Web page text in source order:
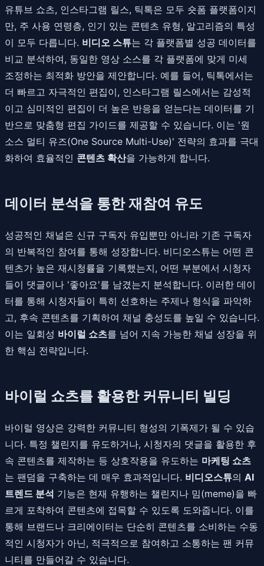
유튜브 쇼츠, 인스타그램 릴스, 틱톡은 모두 숏폼 플랫폼이지
만, 주 사용 연령층, 인기 있는 콘텐츠 유형, 알고리즘의 특성
이 모두 다릅니다. 비디오 스튜는 각 플랫폼별 성공 데이터를
비교 분석하여, 동일한 영상 소스를 각 플랫폼에 맞게 미세
조정하는 최적화 방안을 제안합니다. 예를 들어, 틱톡에서는
더 빠르고 자극적인 편집이, 인스타그램 릴스에서는 감성적
이고 심미적인 편집이 더 높은 반응을 얻는다는 데이터를 기
반으로 맞춤형 편집 가이드를 제공할 수 있습니다. 이는 '원
소스 멀티 유즈(One Source Multi-Use)' 전략의 효과를 극대
화하여 효율적인 콘텐츠 확산을 가능하게 합니다.
데이터 분석을 통한 재참여 유도
성공적인 채널은 신규 구독자 유입뿐만 아니라 기존 구독자
의 반복적인 참여를 통해 성장합니다. 비디오스튜는 어떤 콘
텐츠가 높은 재시청률을 기록했는지, 어떤 부분에서 시청자
들이 댓글이나 '좋아요'를 남겼는지 분석합니다. 이러한 데이
터를 통해 시청자들이 특히 선호하는 주제나 형식을 파악하
고, 후속 콘텐츠를 기획하여 채널 충성도를 높일 수 있습니다.
이는 일회성 바이럴 쇼츠를 넘어 지속 가능한 채널 성장을 위
한 핵심 전략입니다.
바이럴 쇼츠를 활용한 커뮤니티 빌딩
바이럴 영상은 강력한 커뮤니티 형성의 기폭제가 될 수 있습
니다. 특정 챌린지를 유도하거나, 시청자의 댓글을 활용한 후
속 콘텐츠를 제작하는 등 상호작용을 유도하는 마케팅 쇼츠
는 팬덤을 구축하는 데 매우 효과적입니다. 비디오스튜의 AI
트렌드 분석 기능은 현재 유행하는 챌린지나 밈(meme)을 빠
르게 포착하여 콘텐츠에 접목할 수 있도록 도와줍니다. 이를
통해 브랜드나 크리에이터는 단순히 콘텐츠를 소비하는 수동
적인 시청자가 아닌, 적극적으로 참여하고 소통하는 팬 커뮤
니티를 만들어갈 수 있습니다.